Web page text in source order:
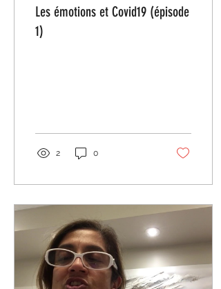
Les émotions et Covid19 (épisode
1)
2 0